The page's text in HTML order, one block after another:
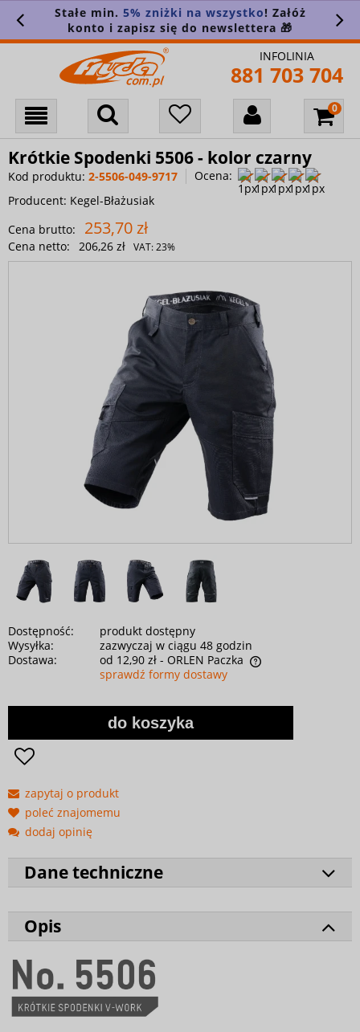
Stałe min. 5% zniżki na wszystko! Załóż
konto i zapisz się do newslettera 🎁
INFOLINIA
881 703 704
Krótkie Spodenki 5506 - kolor czarny
Kod produktu: 2-5506-049-9717
Ocena:
Producent: Kegel-Błażusiak
Cena brutto:
253,70 zł
Cena netto: 206,26 zł VAT:23%
Dostępność:
produkt dostępny
Wysyłka:
zazwyczaj w ciągu 48 godzin
Dostawa:
od 12,90 zł - ORLEN Paczka
sprawdź formy dostawy
do koszyka
zapytaj o produkt
poleć znajomemu
dodaj opinię
Dane techniczne
Opis